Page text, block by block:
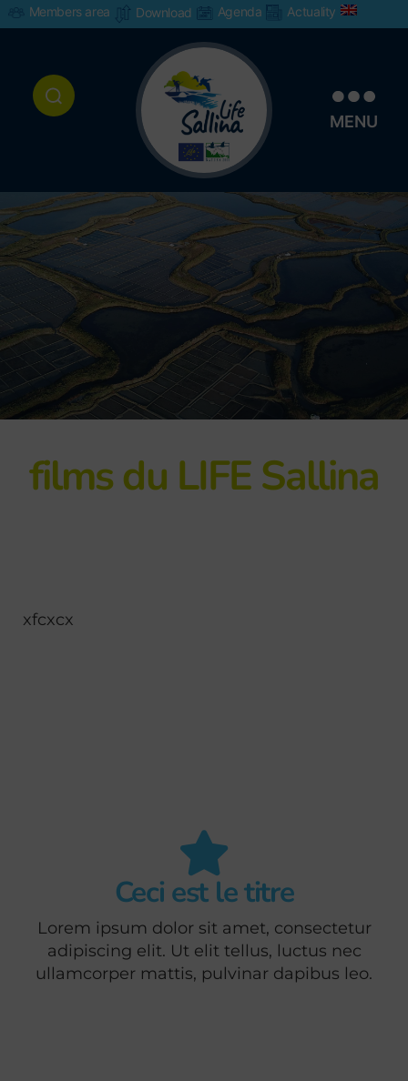
Members area Download Agenda Actuality
MENU
films du LIFE Sallina
xfcxcx
Ceci est le titre
Lorem ipsum dolor sit amet, consectetur
adipiscing elit. Ut elit tellus, luctus nec
ullamcorper mattis, pulvinar dapibus leo.